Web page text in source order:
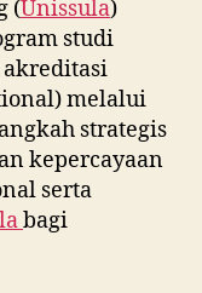
(Unissula)
studi
melalui
strategis
kepercayaan
serta
bagi